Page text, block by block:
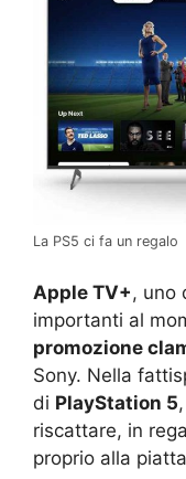
La PS5 ci fa un regalo
Apple TV+, uno
importanti al
promozione
Sony. Nella
di PlayStation 5
riscattare, in
proprio alla